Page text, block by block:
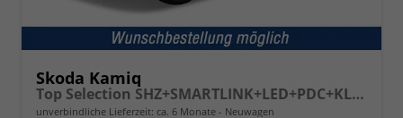
Skoda Kamiq
Top Selection SHZ+SMARTLINK+LED+PDC+KLIMA+16" ALU
unverbindliche Lieferzeit: ca. 6 Monate Neuwagen